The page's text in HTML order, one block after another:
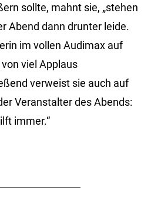
sollte, mahnt sie, „stehen
Abend dann drunter leide.
im vollen Audimax auf
viel Applaus
verweist sie auch auf
Veranstalter des Abends:
immer.“